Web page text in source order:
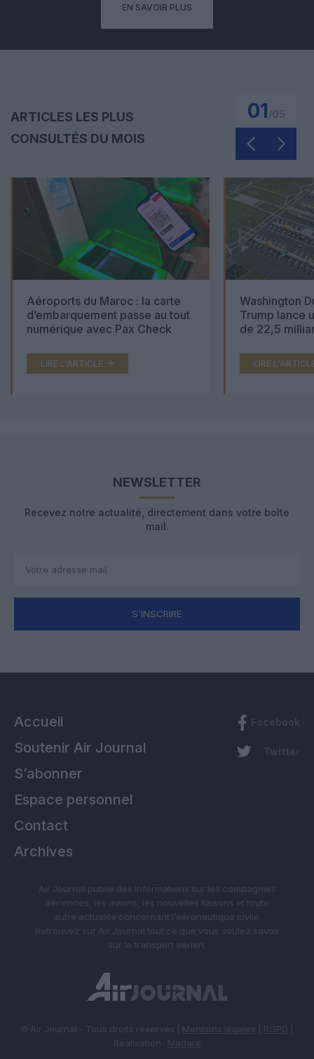
EN SAVOIR PLUS
ARTICLES LES PLUS
CONSULTÉS DU MOIS
01
Aéroports du Maroc : la carte
d’embarquement passe au tout
numérique avec Pax Check
LIRE L'ARTICLE
Washington
Trump lance
de 22,5
LIRE
NEWSLETTER
Recevez notre actualité, directement dans votre boîte
mail.
S'INSCRIRE
Accueil
Soutenir Air Journal
S’abonner
Espace personnel
Contact
Archives